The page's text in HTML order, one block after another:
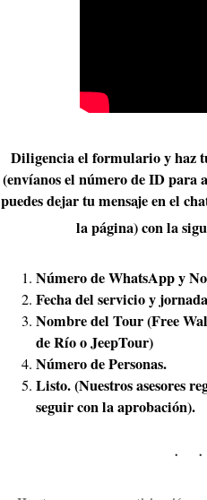
Diligencia el formulario y haz
(envíanos el número de ID
puedes dejar tu mensaje en el
la página) con la
Número de WhatsApp y
Fecha del servicio y
Nombre del Tour (Free
de Río o JeepTour)
Número de Personas.
Listo. (Nuestros asesores
seguir con la aprobación).